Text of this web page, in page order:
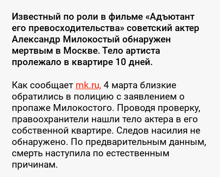
Известный по роли в фильме «Адъютант
его превосходительства» советский актер
Александр Милокостый обнаружен
мертвым в Москве. Тело артиста
пролежало в квартире 10 дней.
Как сообщает mk.ru, 4 марта близкие
обратились в полицию с заявлением о
пропаже Милокостого. Проводя проверку,
правоохранители нашли тело актера в его
собственной квартире. Следов насилия не
обнаружено. По предварительным данным,
смерть наступила по естественным
причинам.